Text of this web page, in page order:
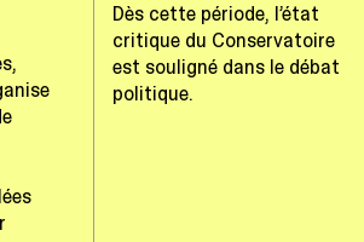
Dès cette période, l’état
critique du Conservatoire
est souligné dans le débat
politique.